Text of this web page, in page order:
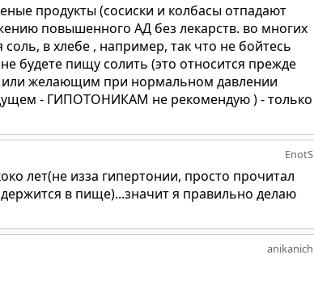
продукты (сосиски и колбасы отпадают
повышенного АД без лекарств. во многих
в хлебе , например, так что не бойтесь
будете пищу солить (это относится прежде
или желающим при нормальном давлении
- ГИПОТОНИКАМ не рекомендую ) - только
EnotS
лет(не изза гипертонии, просто прочитал
в пище)...значит я правильно делаю
anikanich